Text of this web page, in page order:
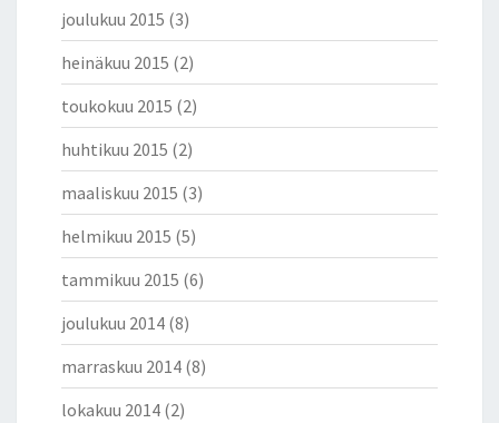
joulukuu 2015 (3)
heinäkuu 2015 (2)
toukokuu 2015 (2)
huhtikuu 2015 (2)
maaliskuu 2015 (3)
helmikuu 2015 (5)
tammikuu 2015 (6)
joulukuu 2014 (8)
marraskuu 2014 (8)
lokakuu 2014 (2)